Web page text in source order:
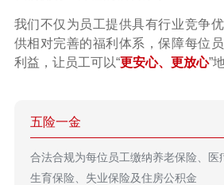
我们不仅为员工提供具有行业竞争
供相对完善的福利体系，保障每位
利益，让员工可以“更安心、更放心”
五险一金
合法合规为每位员工缴纳养老保险、医
生育保险、失业保险及住房公积金